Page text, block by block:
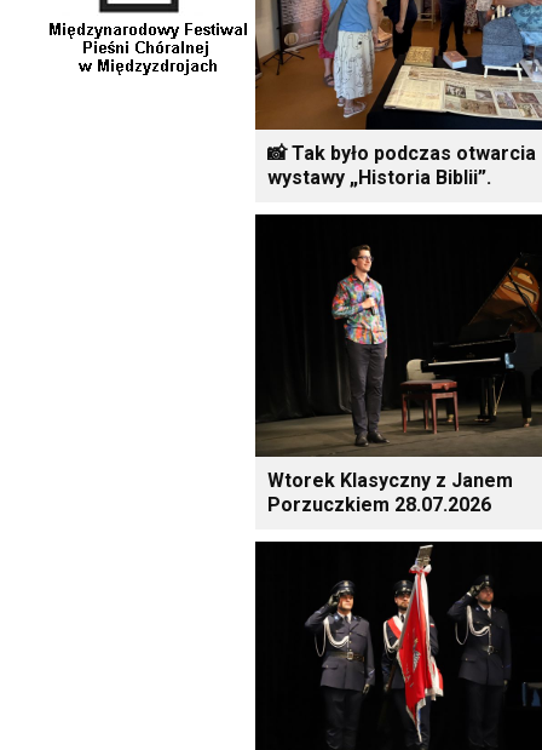
📸 Tak było podczas otwarcia
wystawy „Historia Biblii”.
Wtorek Klasyczny z Janem
Porzuczkiem 28.07.2026